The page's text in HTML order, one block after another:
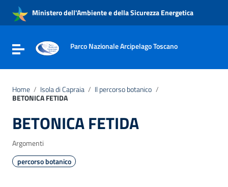
Vai al menu di navigazione
Vai al footer
Ministero dell'Ambiente e della Sicurezza Energetica
Attiva / disattiva la navigazione
Parco Nazionale Arcipelago Toscano
Home / Isola di Capraia / Il percorso botanico /
BETONICA FETIDA
BETONICA FETIDA
Argomenti
percorso botanico